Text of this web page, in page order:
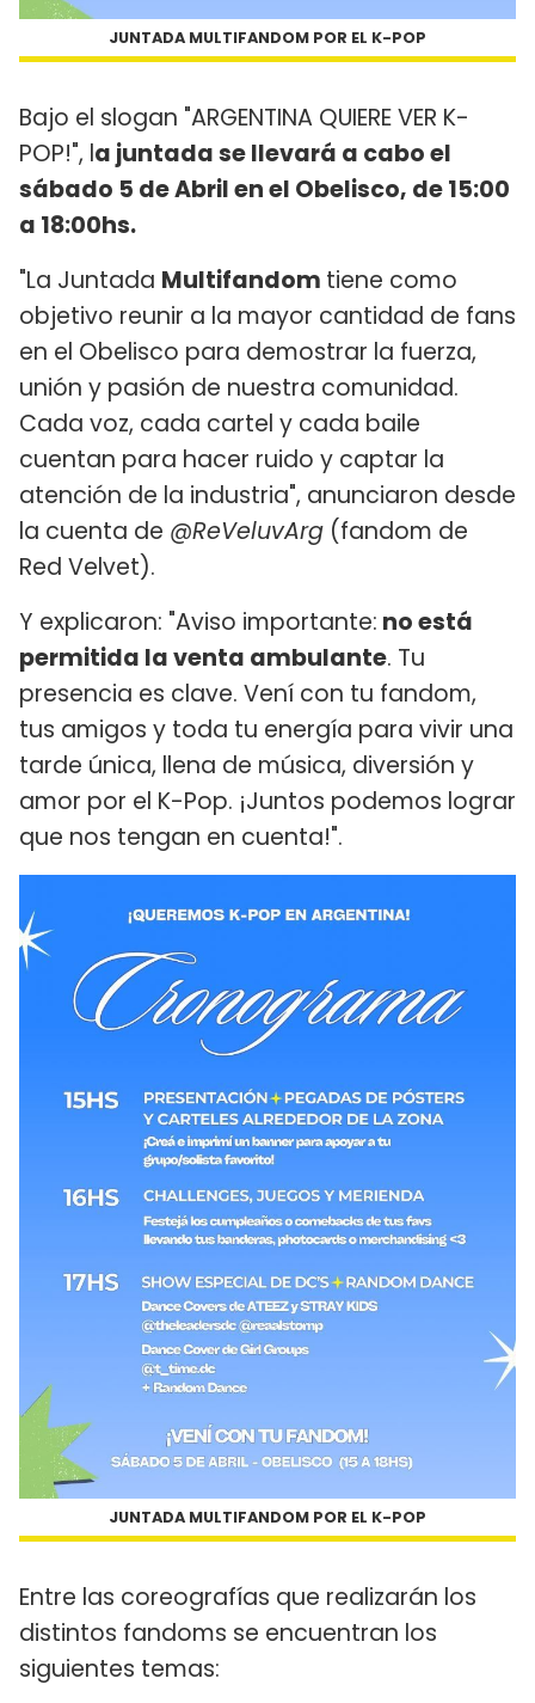
JUNTADA MULTIFANDOM POR EL K-POP
Bajo el slogan "ARGENTINA QUIERE VER K-
POP!", la juntada se llevará a cabo el
sábado 5 de Abril en el Obelisco, de 15:00
a 18:00hs.
"La Juntada Multifandom tiene como
objetivo reunir a la mayor cantidad de fans
en el Obelisco para demostrar la fuerza,
unión y pasión de nuestra comunidad.
Cada voz, cada cartel y cada baile
cuentan para hacer ruido y captar la
atención de la industria", anunciaron desde
la cuenta de @ReVeluvArg (fandom de
Red Velvet).
Y explicaron: "Aviso importante: no está
permitida la venta ambulante. Tu
presencia es clave. Vení con tu fandom,
tus amigos y toda tu energía para vivir una
tarde única, llena de música, diversión y
amor por el K-Pop. ¡Juntos podemos lograr
que nos tengan en cuenta!".
JUNTADA MULTIFANDOM POR EL K-POP
Entre las coreografías que realizarán los
distintos fandoms se encuentran los
siguientes temas: